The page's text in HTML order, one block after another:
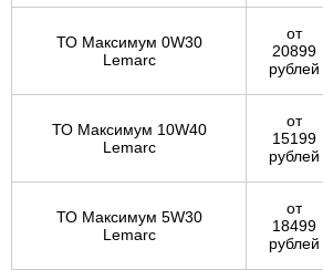
ТО Максимум 0W30
Lemarc
от
20899
рублей
ТО Максимум 10W40
Lemarc
от
15199
рублей
ТО Максимум 5W30
Lemarc
от
18499
рублей